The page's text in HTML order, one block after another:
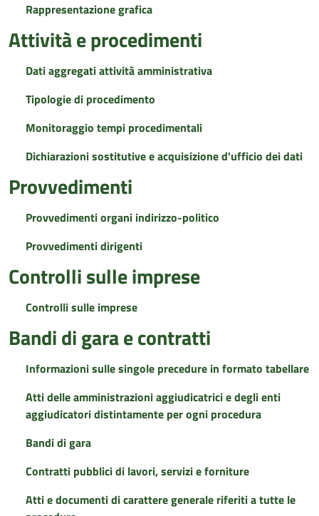
Rappresentazione grafica
Attività e procedimenti
Dati aggregati attività amministrativa
Tipologie di procedimento
Monitoraggio tempi procedimentali
Dichiarazioni sostitutive e acquisizione d'ufficio dei dati
Provvedimenti
Provvedimenti organi indirizzo-politico
Provvedimenti dirigenti
Controlli sulle imprese
Controlli sulle imprese
Bandi di gara e contratti
Informazioni sulle singole precedure in formato tabellare
Atti delle amministrazioni aggiudicatrici e degli enti
aggiudicatori distintamente per ogni procedura
Bandi di gara
Contratti pubblici di lavori, servizi e forniture
Atti e documenti di carattere generale riferiti a tutte le